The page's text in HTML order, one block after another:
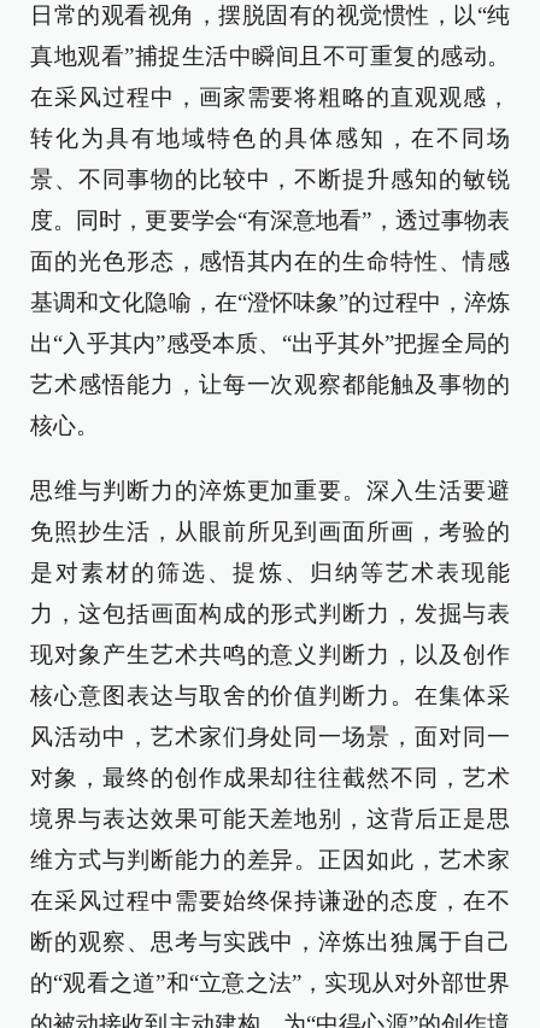
日常的观看视角，摆脱固有的视觉惯性，以“纯
真地观看”捕捉生活中瞬间且不可重复的感动。
在采风过程中，画家需要将粗略的直观观感，
转化为具有地域特色的具体感知，在不同场
景、不同事物的比较中，不断提升感知的敏锐
度。同时，更要学会“有深意地看”，透过事物表
面的光色形态，感悟其内在的生命特性、情感
基调和文化隐喻，在“澄怀味象”的过程中，淬炼
出“入乎其内”感受本质、“出乎其外”把握全局的
艺术感悟能力，让每一次观察都能触及事物的
核心。
思维与判断力的淬炼更加重要。深入生活要避
免照抄生活，从眼前所见到画面所画，考验的
是对素材的筛选、提炼、归纳等艺术表现能
力，这包括画面构成的形式判断力，发掘与表
现对象产生艺术共鸣的意义判断力，以及创作
核心意图表达与取舍的价值判断力。在集体采
风活动中，艺术家们身处同一场景，面对同一
对象，最终的创作成果却往往截然不同，艺术
境界与表达效果可能天差地别，这背后正是思
维方式与判断能力的差异。正因如此，艺术家
在采风过程中需要始终保持谦逊的态度，在不
断的观察、思考与实践中，淬炼出独属于自己
的“观看之道”和“立意之法”，实现从对外部世界